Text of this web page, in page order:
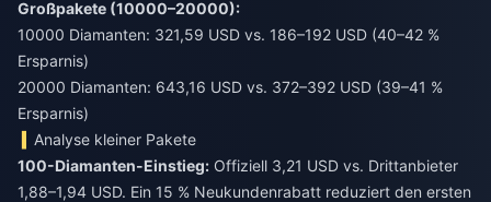
Großpakete (10000–20000):
10000 Diamanten: 321,59 USD vs. 186–192 USD (40–42 %
Ersparnis)
20000 Diamanten: 643,16 USD vs. 372–392 USD (39–41 %
Ersparnis)
Analyse kleiner Pakete
100-Diamanten-Einstieg: Offiziell 3,21 USD vs. Drittanbieter
1,88–1,94 USD. Ein 15 % Neukundenrabatt reduziert den ersten